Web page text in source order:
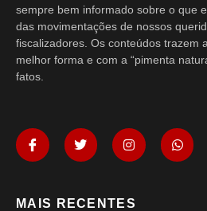
sempre bem informado sobre o que
das movimentações de nossos
fiscalizadores. Os conteúdos trazem
melhor forma e com a “pimenta
fatos.
MAIS RECENTES